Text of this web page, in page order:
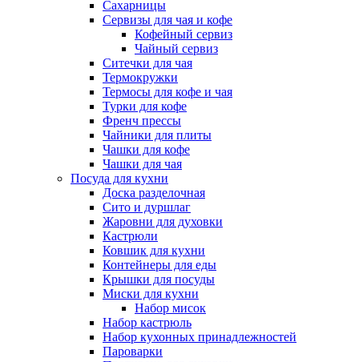
Сахарницы
Сервизы для чая и кофе
Кофейный сервиз
Чайный сервиз
Ситечки для чая
Термокружки
Термосы для кофе и чая
Турки для кофе
Френч прессы
Чайники для плиты
Чашки для кофе
Чашки для чая
Посуда для кухни
Доска разделочная
Сито и дуршлаг
Жаровни для духовки
Кастрюли
Ковшик для кухни
Контейнеры для еды
Крышки для посуды
Миски для кухни
Набор мисок
Набор кастрюль
Набор кухонных принадлежностей
Пароварки